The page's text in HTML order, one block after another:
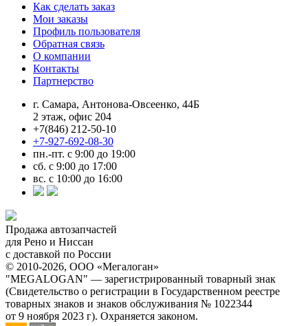
Как сделать заказ
Мои заказы
Профиль пользователя
Обратная связь
О компании
Контакты
Партнерство
г. Самара, Антонова-Овсеенко, 44Б
2 этаж, офис 204
+7(846) 212-50-10
+7-927-692-08-30
пн.-пт. с 9:00 до 19:00
сб. с 9:00 до 17:00
вс. с 10:00 до 16:00
Продажа автозапчастей
для Рено и Ниссан
с доставкой по России
© 2010-2026, ООО «Мегалоган»
"MEGALOGAN" — зарегистрированный товарный знак
(Свидетельство о регистрации в Государственном реестре
товарных знаков и знаков обслуживания № 1022344
от 9 ноября 2023 г). Охраняется законом.